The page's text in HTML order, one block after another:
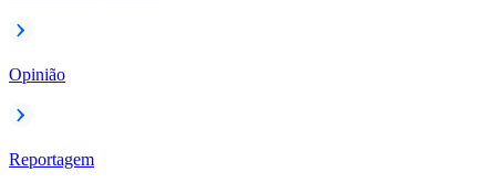
Opinião
Reportagem